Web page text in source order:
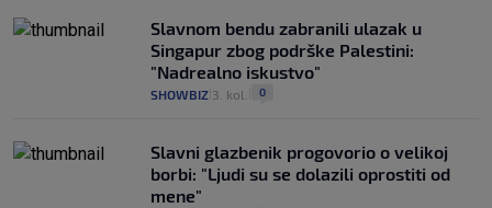
Slavnom bendu zabranili ulazak u
Singapur zbog podrške Palestini:
"Nadrealno iskustvo"
SHOWBIZ 3. kol. 0
Slavni glazbenik progovorio o velikoj
borbi: "Ljudi su se dolazili oprostiti od
mene"